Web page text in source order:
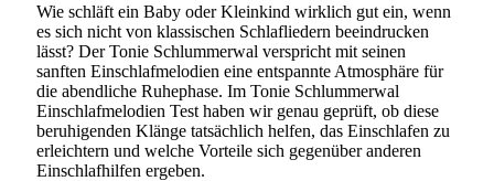
Wie schläft ein Baby oder Kleinkind wirklich gut ein, wenn
es sich nicht von klassischen Schlafliedern beeindrucken
lässt? Der Tonie Schlummerwal verspricht mit seinen
sanften Einschlafmelodien eine entspannte Atmosphäre für
die abendliche Ruhephase. Im Tonie Schlummerwal
Einschlafmelodien Test haben wir genau geprüft, ob diese
beruhigenden Klänge tatsächlich helfen, das Einschlafen zu
erleichtern und welche Vorteile sich gegenüber anderen
Einschlafhilfen ergeben.